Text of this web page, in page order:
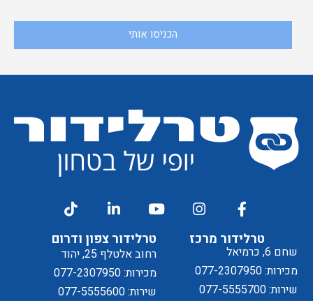
קבלת
דיוור
אני
ל
הכניסו אותי
טרלידור מרכז
שחם 6, כרמיאל
מכירות: 077-2307950
שירות: 077-5555700
טרלידור צפון ודרום
רחוב אלטלף 25, יהוד
מכירות: 077-2307950
שירות: 077-5555600